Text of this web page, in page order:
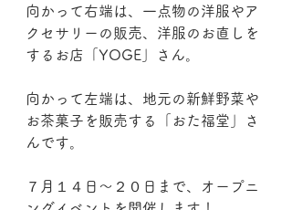
向かって右端は、一点物の洋服やア
クセサリーの販売、洋服のお直しを
するお店「YOGE」さん。
向かって左端は、地元の新鮮野菜や
お茶菓子を販売する「おた福堂」さ
んです。
７月１４日〜２０日まで、オープニ